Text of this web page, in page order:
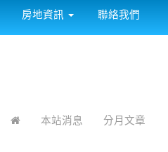
房地資訊 聯絡我們
本站消息 分月文章